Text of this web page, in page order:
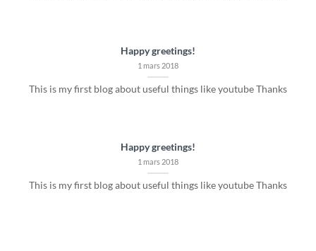
Happy greetings!
1 mars 2018
This is my first blog about useful things like youtube Thanks
Happy greetings!
1 mars 2018
This is my first blog about useful things like youtube Thanks